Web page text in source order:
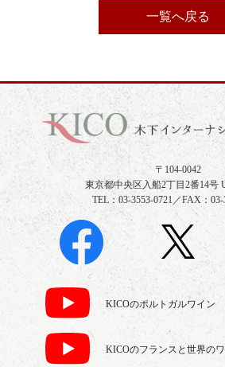
一覧へ戻る
〒104-0042
東京都中央区入船2丁目2番14号
TEL：03-3553-0721／FAX：03-
KICOのポルトガルワイン
KICOのフランスと世界の